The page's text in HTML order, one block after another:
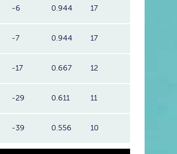
-6 0.944 17
-7 0.944 17
-17 0.667 12
-29 0.611 11
-39 0.556 10